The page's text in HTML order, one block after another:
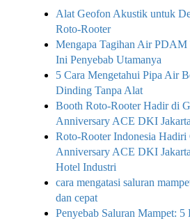
Alat Geofon Akustik untuk
Roto-Rooter
Mengapa Tagihan Air
Ini Penyebab Utamanya
5 Cara Mengetahui Pipa Air
Dinding Tanpa Alat
Booth Roto-Rooter Hadir di
Anniversary ACE DKI
Roto-Rooter Indonesia
Anniversary ACE DKI
Hotel Industri
cara mengatasi saluran
dan cepat
Penyebab Saluran Mampet: